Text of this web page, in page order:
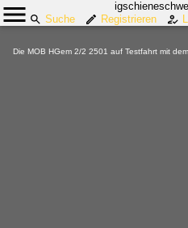
Suche
Registrieren
Die MOB HGem 2/2 2501 auf Testfahrt mit